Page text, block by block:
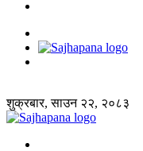
शुक्रबार, साउन २२, २०८३